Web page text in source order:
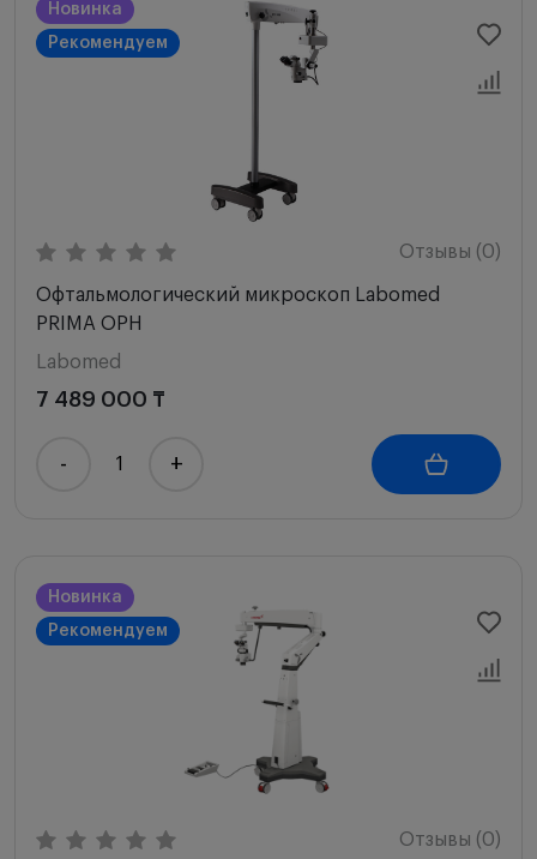
Новинки
Цена по возрастанию
Новинка
Рекомендуем
Отзывы (0)
Офтальмологический микроскоп Labomed
PRIMA OPH
Labomed
7 489 000 ₸
- +
Новинка
Рекомендуем
Отзывы (0)